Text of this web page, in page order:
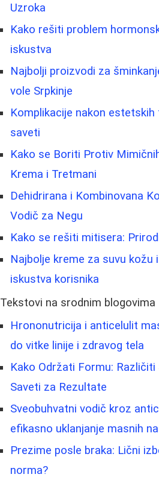
Uzroka
Kako rešiti problem
iskustva
Najbolji proizvodi za
vole Srpkinje
Komplikacije nakon
saveti
Kako se Boriti Protiv
Krema i Tretmani
Dehidrirana i Kombinovana
Vodič za Negu
Kako se rešiti mitisera:
Najbolje kreme za suvu kožu
iskustva korisnika
Tekstovi na srodnim blogovima
Hrononutricija i anticelulit
do vitke linije i zdravog tela
Kako Održati Formu: Različiti
Saveti za Rezultate
Sveobuhvatni vodič kroz
efikasno uklanjanje masnih
Prezime posle braka: Lični
norma?